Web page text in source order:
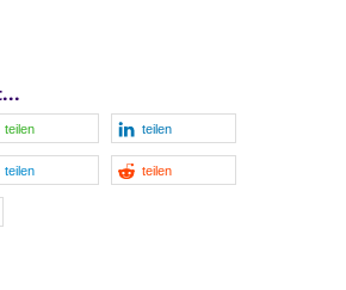
teilen teilen
teilen teilen